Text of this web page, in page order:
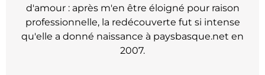
d'amour : après m'en être éloigné pour raison
professionnelle, la redécouverte fut si intense
qu'elle a donné naissance à paysbasque.net en
2007.